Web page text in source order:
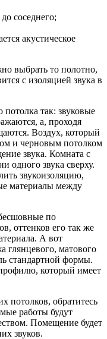
соседнего;
акустическое
выбрать то полотно,
с изоляцией звука в
потолка так: звуковые
а, проходя
Воздух, который
и черновым потолком
звука. Комната с
одного звука сверху.
звукоизоляцию,
материалы между
по
оттенков его так же
А вот
глянцевого, матового
стандартной формы.
который имеет
потолков, обратитесь
работы будут
Помещение будет
звуков.